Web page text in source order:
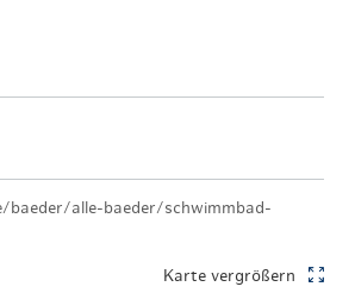
baeder/alle-baeder/schwimmbad-
Karte vergrößern